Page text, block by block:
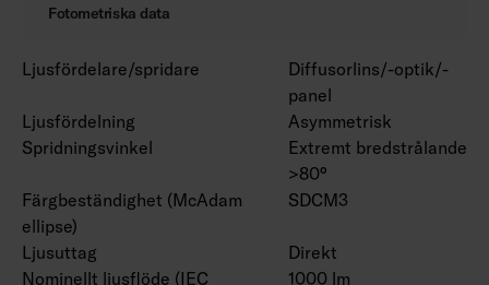
Fotometriska data
Ljusfördelare/spridare
Diffusorlins/-optik/-
panel
Ljusfördelning
Asymmetrisk
Spridningsvinkel
Extremt bredstrålande
>80°
Färgbeständighet (McAdam
ellipse)
SDCM3
Ljusuttag
Direkt
Nominellt ljusflöde (IEC
1000 lm